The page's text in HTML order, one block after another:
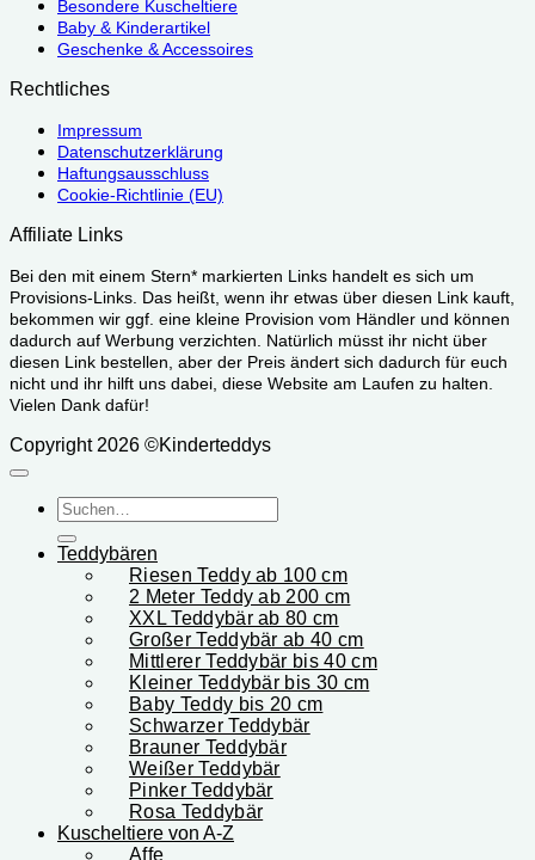
Besondere Kuscheltiere
Baby & Kinderartikel
Geschenke & Accessoires
Rechtliches
Impressum
Datenschutzerklärung
Haftungsausschluss
Cookie-Richtlinie (EU)
Affiliate Links
Bei den mit einem Stern* markierten Links handelt es sich um
Provisions-Links. Das heißt, wenn ihr etwas über diesen Link kauft,
bekommen wir ggf. eine kleine Provision vom Händler und können
dadurch auf Werbung verzichten. Natürlich müsst ihr nicht über
diesen Link bestellen, aber der Preis ändert sich dadurch für euch
nicht und ihr hilft uns dabei, diese Website am Laufen zu halten.
Vielen Dank dafür!
Copyright 2026 ©Kinderteddys
Suchen
nach:
Teddybären
Riesen Teddy ab 100 cm
2 Meter Teddy ab 200 cm
XXL Teddybär ab 80 cm
Großer Teddybär ab 40 cm
Mittlerer Teddybär bis 40 cm
Kleiner Teddybär bis 30 cm
Baby Teddy bis 20 cm
Schwarzer Teddybär
Brauner Teddybär
Weißer Teddybär
Pinker Teddybär
Rosa Teddybär
Kuscheltiere von A-Z
Affe